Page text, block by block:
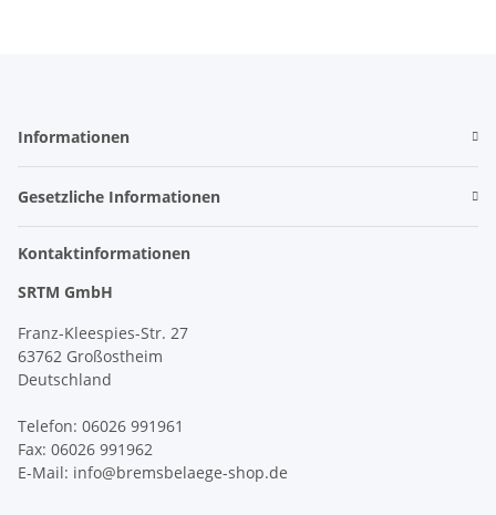
Informationen
Gesetzliche Informationen
Kontaktinformationen
SRTM GmbH
Franz-Kleespies-Str. 27
63762 Großostheim
Deutschland
Telefon: 06026 991961
Fax: 06026 991962
E-Mail: info@bremsbelaege-shop.de